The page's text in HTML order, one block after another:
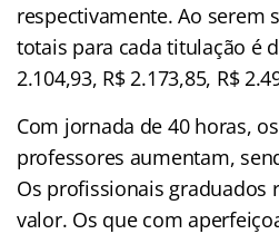
respectivamente. Ao serem
totais para cada titulação é
2.104,93, R$ 2.173,85, R$
Com jornada de 40 horas,
professores aumentam,
Os profissionais graduados
valor. Os que com